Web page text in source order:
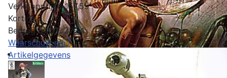
Verkoopprijs€ 157,55
Korting
Bedrag BTW€ 27,34
Waarschuw mij !
Artikelgegevens